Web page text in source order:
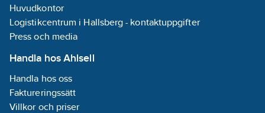
Huvudkontor
Logistikcentrum i Hallsberg - kontaktuppgifter
Press och media
Handla hos Ahlsell
Handla hos oss
Faktureringssätt
Villkor och priser